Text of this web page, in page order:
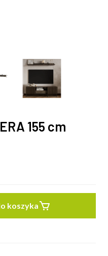
155 cm
koszyka